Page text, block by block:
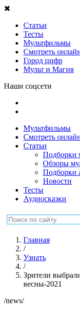
✖
Статьи
Тесты
Мультфильмы
Смотреть
Город цифр
Мульт и Магия
Наши соцсети
Мультфильмы
Смотреть
Статьи
Подборки
Обзоры
Подборки
Новости
Тесты
Аудиосказки
Главная
/
Узнать
/
Зрители
весны-2021
/news/